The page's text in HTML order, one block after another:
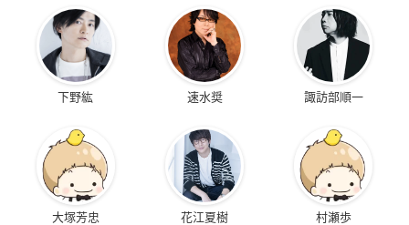
下野紘 速水奨 諏訪部順一
大塚芳忠 花江夏樹 村瀬歩